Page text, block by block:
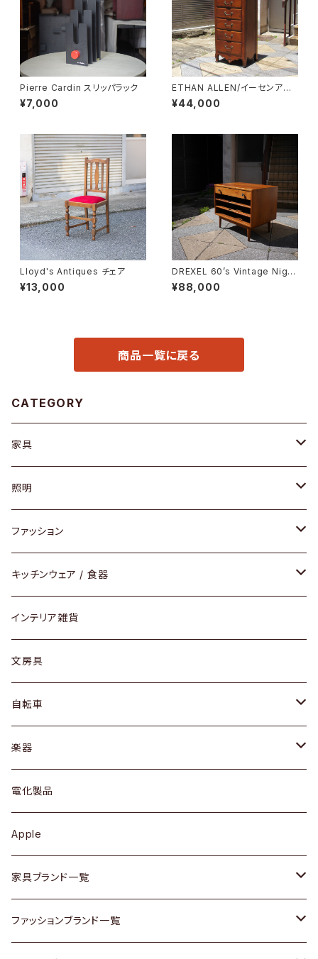
Pierre Cardin スリッパラック
¥7,000
ETHAN ALLEN/イーセンアー
レン 7段トールチェスト
¥44,000
Lloyd's Antiques チェア
¥13,000
DREXEL 60’s Vintage Night
table
¥88,000
商品一覧に戻る
CATEGORY
家具
ソファ / ベンチ
チェア / スツール
ダイニングセット / ダイニングテーブル
ローテーブル / サイドテーブル
デスク / コンソール
ドレッサー
シェルフ
キュリオケース / 飾り棚
カップボード / 食器棚
チェスト
その他家具
照明
ペンダントライト
テーブルランプ / デスクスタンド
フロアライト
ファッション
アクセサリー
リング
ピアス / イヤリング
財布
バッグ
アウター
トップス
ワンピース
ボトムス
靴
スカーフ
キッチンウェア / 食器
グラス / タンブラー
カップ / マグ
プレート / ボウル
カトラリー
ケトル / ティーポット
鍋 / フライパン
Vintage / ヴィンテージ
銀製品
インテリア雑貨
文房具
自転車
dahon
楽器
ギター
ベース
その他楽器
電化製品
Apple
家具ブランド一覧
ACME Furniture / アクメ ファニチャー
ファッションブランド一覧